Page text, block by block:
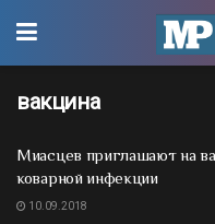
вакцина
Миасцев приглашают на
коварной инфекции
10.09.2018